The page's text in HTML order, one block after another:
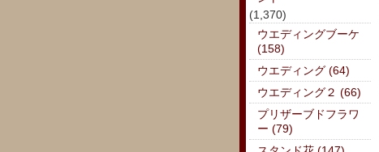
(1,370)
ウエディングブーケ
(158)
ウエディング (64)
ウエディング２ (66)
プリザーブドフラワ
ー (79)